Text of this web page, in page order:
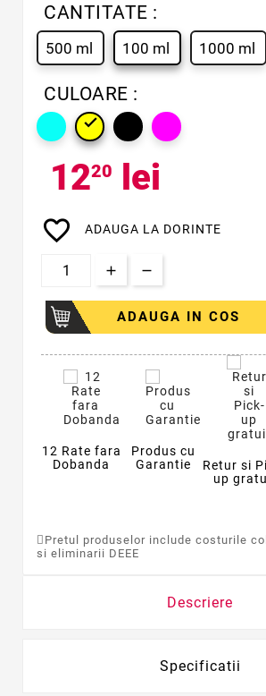
CANTITATE :
500 ml 100 ml 1000 ml
CULOARE :

1220 lei
favorite_border ADAUGA LA DORINTE
ADAUGA IN COS
12 Rate fara
Dobanda
Produs cu
Garantie
Retur si
up
Pretul produselor include costurile
si eliminarii DEEE
Descriere
Specificatii